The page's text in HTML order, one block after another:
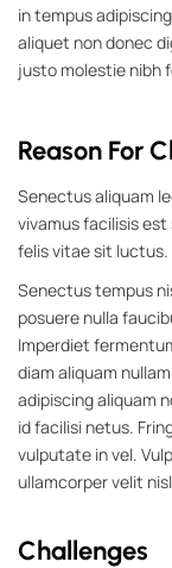
in tempus
aliquet non donec
justo molestie nibh
Reason For
Senectus aliquam
vivamus facilisis
felis vitae sit luctus.
Senectus tempus
posuere nulla
Imperdiet
diam aliquam
adipiscing aliquam
id facilisi netus.
vulputate in vel.
ullamcorper velit
Challenges